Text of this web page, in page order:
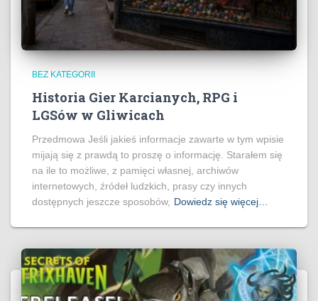
BEZ KATEGORII
Historia Gier Karcianych, RPG i
LGSów w Gliwicach
Przedmowa Jeśli jakieś informacje zawarte w tym wpisie
mijają się z prawdą to proszę o informację. Starałem się
na ile to możliwe, z pamięci własnej, archiwów
internetowych, źródeł ludzkich, prasy czy innych
dostępnych jeszcze sposobów, Dowiedz się więcej…